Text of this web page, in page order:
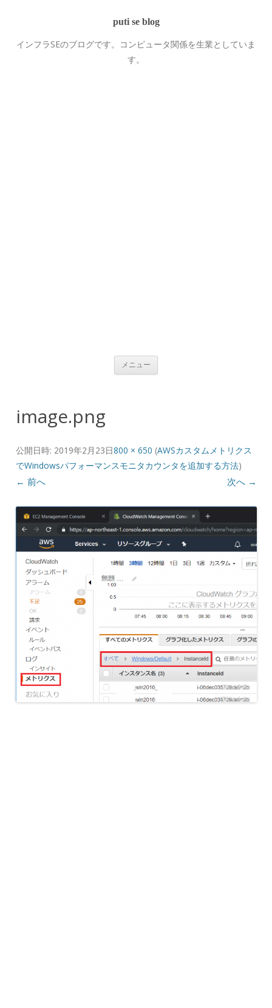
puti se blog
インフラSEのブログです。コンピュータ関係を生業としていま
す。
メニュー コンテンツへ移動
image.png
公開日時: 2019年2月23日800 × 650 (AWSカスタムメトリクス
でWindowsパフォーマンスモニタカウンタを追加する方法)
← 前へ 次へ →